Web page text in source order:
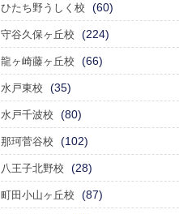
ひたち野うしく校 (60)
守谷久保ヶ丘校 (224)
龍ヶ崎藤ヶ丘校 (66)
水戸東校 (35)
水戸千波校 (80)
那珂菅谷校 (102)
八王子北野校 (28)
町田小山ヶ丘校 (87)